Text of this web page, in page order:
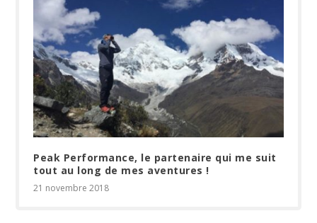
Peak Performance, le partenaire qui me suit
tout au long de mes aventures !
21 novembre 2018